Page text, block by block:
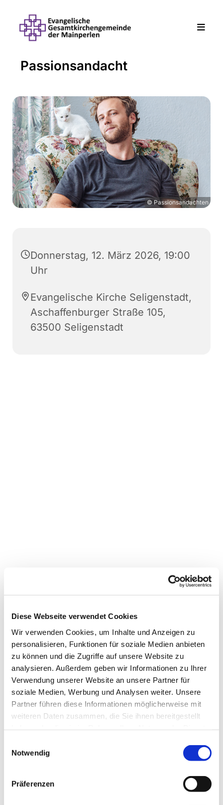
Diese Webseite verwendet Cookies
Wir verwenden Cookies, um Inhalte und Anzeigen zu
personalisieren, Funktionen für soziale Medien anbieten
zu können und die Zugriffe auf unsere Website zu
analysieren. Außerdem geben wir Informationen zu Ihrer
Verwendung unserer Website an unsere Partner für
soziale Medien, Werbung und Analysen weiter. Unsere
Partner führen diese Informationen möglicherweise mit
weiteren Daten zusammen, die Sie ihnen bereitgestellt
Notwendig
Präferenzen
Passionsandacht
© Passionsandachten
Donnerstag, 12. März 2026, 19:00
Uhr
Evangelische Kirche Seligenstadt,
Aschaffenburger Straße 105,
63500 Seligenstadt
Dies könnte Sie auch
interessieren